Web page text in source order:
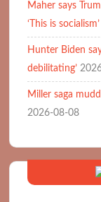
Maher says
‘This is socialism’
Hunter Biden
debilitating’
Miller saga
2026-08-08